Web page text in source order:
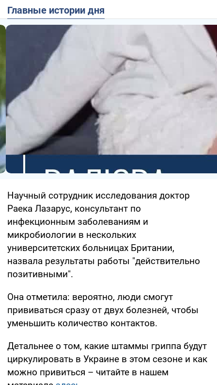
Главные истории дня
Научный сотрудник исследования доктор
Раека Лазарус, консультант по
инфекционным заболеваниям и
микробиологии в нескольких
университетских больницах Британии,
назвала результаты работы "действительно
позитивными".
Она отметила: вероятно, люди смогут
прививаться сразу от двух болезней, чтобы
уменьшить количество контактов.
Детальнее о том, какие штаммы гриппа будут
циркулировать в Украине в этом сезоне и как
можно привиться – читайте в нашем